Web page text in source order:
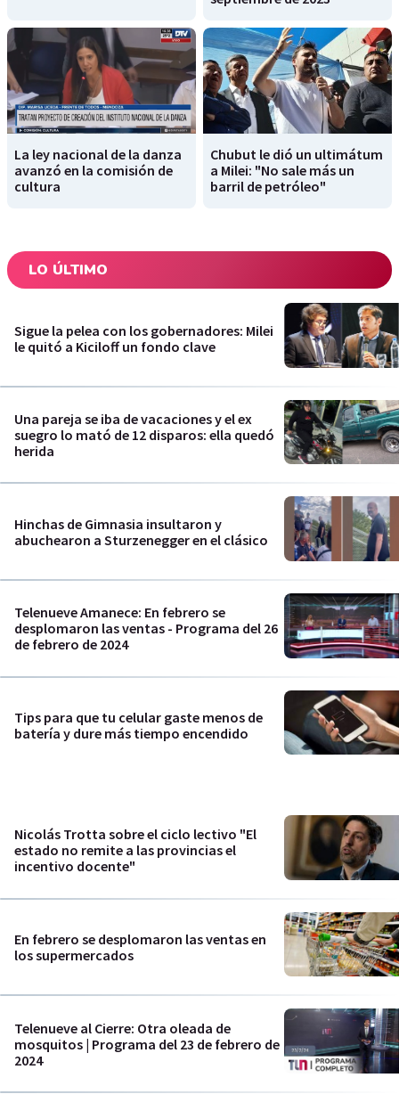
La ley nacional de la danza
avanzó en la comisión de
cultura
Chubut le dió un ultimátum
a Milei: "No sale más un
barril de petróleo"
LO ÚLTIMO
Sigue la pelea con los gobernadores: Milei
le quitó a Kiciloff un fondo clave
Una pareja se iba de vacaciones y el ex
suegro lo mató de 12 disparos: ella quedó
herida
Hinchas de Gimnasia insultaron y
abuchearon a Sturzenegger en el clásico
Telenueve Amanece: En febrero se
desplomaron las ventas - Programa del 26
de febrero de 2024
Tips para que tu celular gaste menos de
batería y dure más tiempo encendido
Nicolás Trotta sobre el ciclo lectivo "El
estado no remite a las provincias el
incentivo docente"
En febrero se desplomaron las ventas en
los supermercados
Telenueve al Cierre: Otra oleada de
mosquitos | Programa del 23 de febrero de
2024